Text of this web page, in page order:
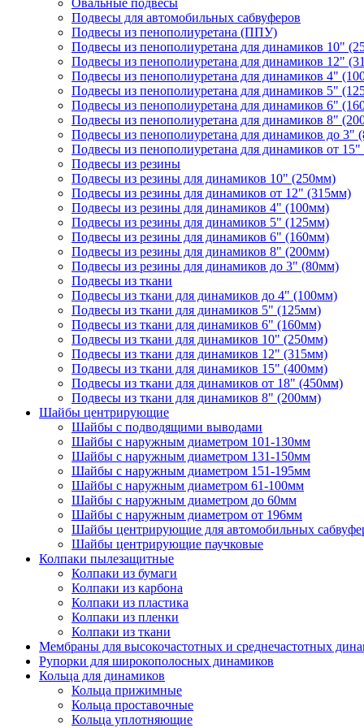
Овальные подвесы
Подвесы для автомобильных сабвуферов
Подвесы из пенополиуретана (ППУ)
Подвесы из пенополиуретана для динамиков 10"
Подвесы из пенополиуретана для динамиков 12"
Подвесы из пенополиуретана для динамиков 4"
Подвесы из пенополиуретана для динамиков 5"
Подвесы из пенополиуретана для динамиков 6"
Подвесы из пенополиуретана для динамиков 8"
Подвесы из пенополиуретана для динамиков до 3"
Подвесы из пенополиуретана для динамиков от
Подвесы из резины
Подвесы из резины для динамиков 10" (250мм)
Подвесы из резины для динамиков от 12" (315мм)
Подвесы из резины для динамиков 4" (100мм)
Подвесы из резины для динамиков 5" (125мм)
Подвесы из резины для динамиков 6" (160мм)
Подвесы из резины для динамиков 8" (200мм)
Подвесы из резины для динамиков до 3" (80мм)
Подвесы из ткани
Подвесы из ткани для динамиков до 4" (100мм)
Подвесы из ткани для динамиков 5" (125мм)
Подвесы из ткани для динамиков 6" (160мм)
Подвесы из ткани для динамиков 10" (250мм)
Подвесы из ткани для динамиков 12" (315мм)
Подвесы из ткани для динамиков 15" (400мм)
Подвесы из ткани для динамиков от 18" (450мм)
Подвесы из ткани для динамиков 8" (200мм)
Шайбы центрирующие
Шайбы с подводящими выводами
Шайбы с наружным диаметром 101-130мм
Шайбы с наружным диаметром 131-150мм
Шайбы с наружным диаметром 151-195мм
Шайбы с наружным диаметром 61-100мм
Шайбы с наружным диаметром до 60мм
Шайбы с наружным диаметром от 196мм
Шайбы центрирующие для автомобильных
Шайбы центрирующие паучковые
Колпаки пылезащитные
Колпаки из бумаги
Колпаки из карбона
Колпаки из пластика
Колпаки из пленки
Колпаки из ткани
Мембраны для высокочастотных и среднечастотных
Рупорки для широкополосных динамиков
Кольца для динамиков
Кольца прижимные
Кольца проставочные
Кольца уплотняющие